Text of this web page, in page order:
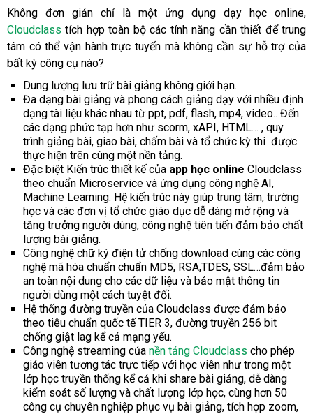
Không đơn giản chỉ là một ứng dụng dạy học online,
Cloudclass tích hợp toàn bộ các tính năng cần thiết để trung
tâm có thể vận hành trực tuyến mà không cần sự hỗ trợ của
bất kỳ công cụ nào?
Dung lượng lưu trữ bài giảng không giới hạn.
Đa dạng bài giảng và phong cách giảng dạy với nhiều định
dạng tài liệu khác nhau từ ppt, pdf, flash, mp4, video.. Đến
các dạng phức tạp hơn như scorm, xAPI, HTML… , quy
trình giảng bài, giao bài, chấm bài và tổ chức kỳ thi được
thực hiện trên cùng một nền tảng.
Đặc biệt Kiến trúc thiết kế của app học onlineCloudclass
theo chuẩn Microservice và ứng dụng công nghệ AI,
Machine Learning. Hệ kiến trúc này giúp trung tâm, trường
học và các đơn vị tổ chức giáo dục dễ dàng mở rộng và
tăng trưởng người dùng, công nghệ tiên tiến đảm bảo chất
lượng bài giảng.
Công nghệ chữ ký điện tử chống download cùng các công
nghệ mã hóa chuẩn chuẩn MD5, RSA,TDES, SSL…đảm bảo
an toàn nội dung cho các dữ liệu và bảo mật thông tin
người dùng một cách tuyệt đối.
Hệ thống đường truyền của Cloudclass được đảm bảo
theo tiêu chuẩn quốc tế TIER 3, đường truyền 256 bit
chống giật lag kể cả mạng yếu.
Công nghệ streaming củanền tảng Cloudclass cho phép
giáo viên tương tác trực tiếp với học viên như trong một
lớp học truyền thống kể cả khi share bài giảng, dễ dàng
kiểm soát số lượng và chất lượng lớp học, cùng hơn 50
công cụ chuyên nghiệp phục vụ bài giảng, tích hợp zoom,